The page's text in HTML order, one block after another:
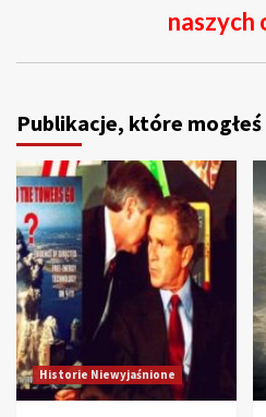
naszych
Publikacje, które
Historie Niewyjaśnione